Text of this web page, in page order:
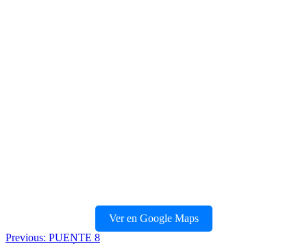
Ver en Google Maps
Navegación
Previous: PUENTE 8